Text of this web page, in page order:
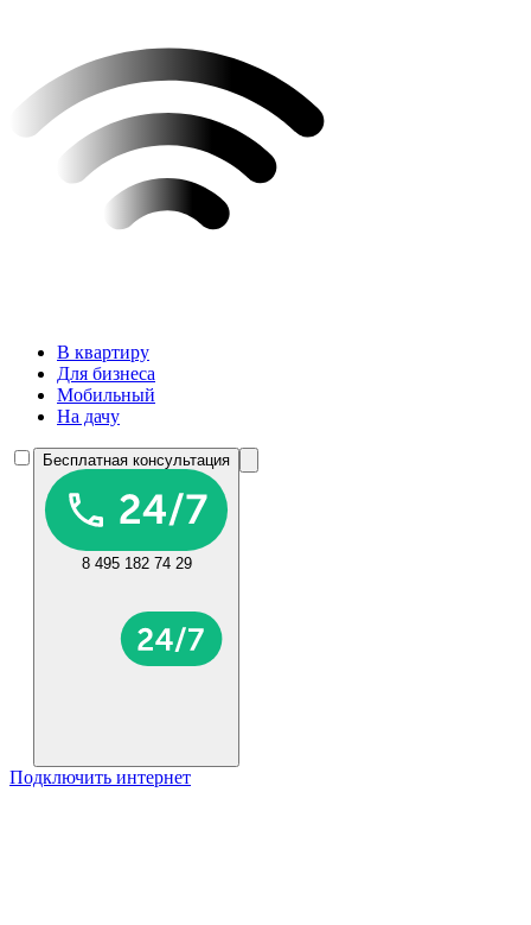
В квартиру
Для бизнеса
Мобильный
На дачу
Бесплатная консультация
8 495 182 74 29
Подключить интернет